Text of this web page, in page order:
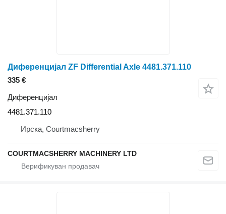
Диференцијал ZF Differential Axle 4481.371.110
335 €
Диференцијал
4481.371.110
Ирска, Courtmacsherry
COURTMACSHERRY MACHINERY LTD